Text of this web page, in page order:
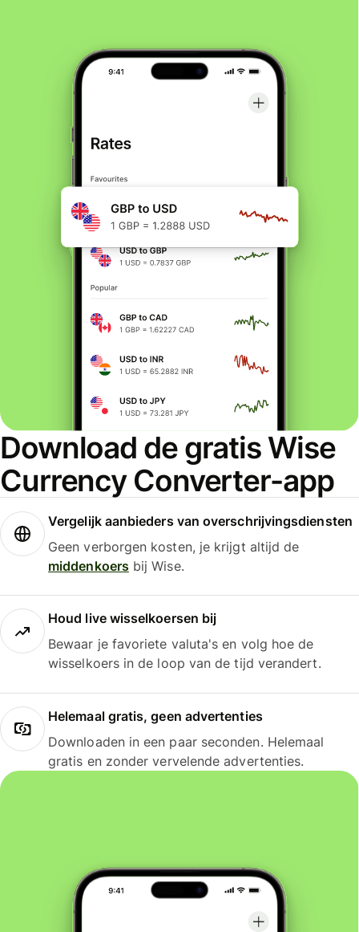
Download de gratis Wise
Currency Converter-app
Vergelijk aanbieders van overschrijvingsdiensten
Geen verborgen kosten, je krijgt altijd de
middenkoersbij Wise.
Houd live wisselkoersen bij
Bewaar je favoriete valuta's en volg hoe de
wisselkoers in de loop van de tijd verandert.
Helemaal gratis, geen advertenties
Downloaden in een paar seconden. Helemaal
gratis en zonder vervelende advertenties.